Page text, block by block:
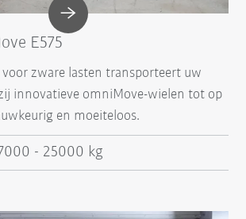
E575
zware lasten transporteert uw
innovatieve omniMove-wielen tot op
en moeiteloos.
- 25000 kg